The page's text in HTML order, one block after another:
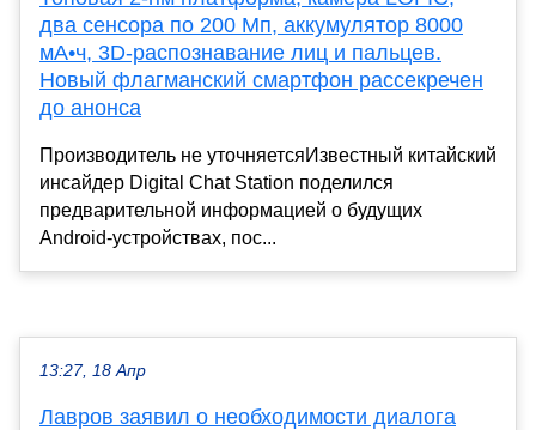
два сенсора по 200 Мп, аккумулятор 8000
мА•ч, 3D-распознавание лиц и пальцев.
Новый флагманский смартфон рассекречен
до анонса
Производитель не уточняетсяИзвестный китайский
инсайдер Digital Chat Station поделился
предварительной информацией о будущих
Android-устройствах, пос...
13:27, 18 Апр
Лавров заявил о необходимости диалога